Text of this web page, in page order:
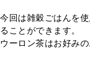
今回は雑穀ごはんを
ることができます。
ウーロン茶はお好み